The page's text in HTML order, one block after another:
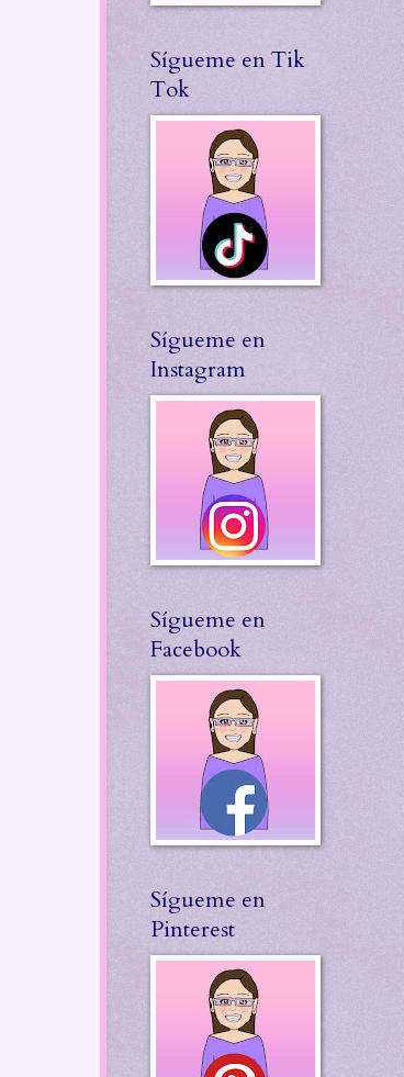
Sígueme en Tik
Tok
Sígueme en
Instagram
Sígueme en
Facebook
Sígueme en
Pinterest